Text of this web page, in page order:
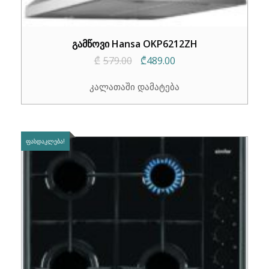
გამწოვი Hansa OKP6212ZH
₾ 579.00
Original
was:
₾489.00Current
is:
კალათაში დამატება
ᲤᲐᲡᲓᲐᲙᲚᲔᲑᲐ!